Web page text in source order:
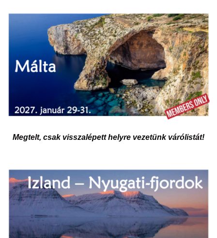
Megtelt, csak visszalépett helyre vezetünk várólistát!